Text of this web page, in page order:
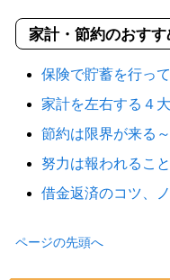
家計・節約のおす
保険で貯蓄を行っ
家計を左右する４
節約は限界が来る
努力は報われるこ
借金返済のコツ、
ページの先頭へ